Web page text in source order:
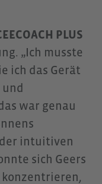
PLUS
„Ich musste
ich das Gerät
war genau
der intuitiven
sich Geers
konzentrieren,